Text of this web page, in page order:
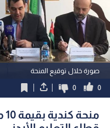
صورة خلال توقيع المنحة
0
0